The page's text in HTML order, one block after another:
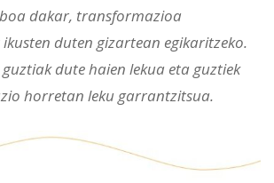
dakar, transformazioa
duten gizartean egikaritzeko.
dute haien lekua eta guztiek
horretan leku garrantzitsua.